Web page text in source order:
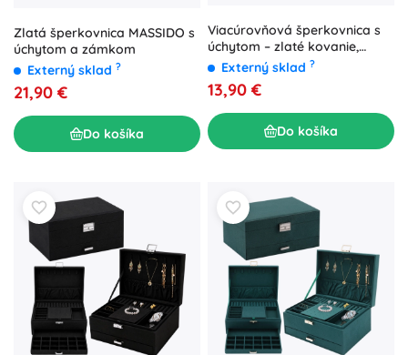
Zlatá šperkovnica MASSIDO s
úchytom a zámkom
Externý sklad ?
21,90 €
Do košíka
Viacúrovňová šperkovnica s
úchytom – zlaté kovanie,
béžová
Externý sklad ?
13,90 €
Do košíka